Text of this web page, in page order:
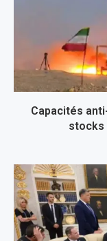
Capacités
stocks